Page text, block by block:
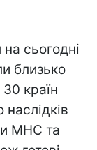
сьогодні
близько
країн
МНС та